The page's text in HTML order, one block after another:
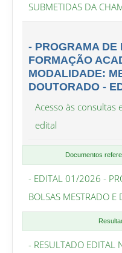
SUBMETIDAS DA
- PROGRAMA DE
FORMAÇÃO
MODALIDADE:
DOUTORADO -
Acesso às consultas
edital
Documentos
- EDITAL 01/2026 -
BOLSAS MESTRADO
- RESULTADO